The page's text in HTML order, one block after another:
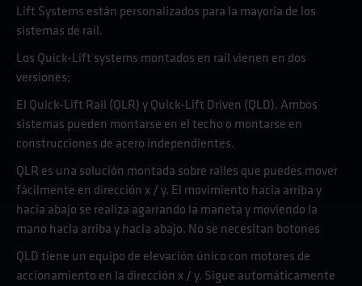
Lift Systems están personalizados para la mayoría de los
sistemas de rail.
Los Quick-Lift systems montados en rail vienen en dos
versiones;
El Quick-Lift Rail (QLR) y Quick-Lift Driven (QLD). Ambos
sistemas pueden montarse en el techo o montarse en
construcciones de acero independientes.
QLR es una solución montada sobre railes que puedes mover
fácilmente en dirección x / y. El movimiento hacia arriba y
hacia abajo se realiza agarrando la maneta y moviendo la
mano hacia arriba y hacia abajo. No se necesitan botones
QLD tiene un equipo de elevación único con motores de
accionamiento en la dirección x / y. Sigue automáticamente